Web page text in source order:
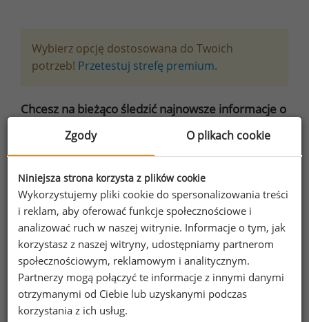
Wybierz opcję dostosowana do Twoich
potrzeb! Przetestuj strefę premium.
Chcesz na bieżąco śledzić najnowsze informacje o
wynagrodzeniach?
Zapisz się do newslettera!
Wyrażam zgodę na przetwarzanie moich
danych osobowych zawartych w
formularzu przez Sedlak &Sedlak sp. z o.o.
sp. k. w celu otrzymywania bezpłatnego
newsletter’a portalu wynagrodzenia.pl.
Wyrażam zgodę na przesyłanie na podany
Zgody O plikach cookie
Niniejsza strona korzysta z plików cookie
Wykorzystujemy pliki cookie do spersonalizowania treści
i reklam, aby oferować funkcje społecznościowe i
analizować ruch w naszej witrynie. Informacje o tym, jak
korzystasz z naszej witryny, udostępniamy partnerom
społecznościowym, reklamowym i analitycznym.
Partnerzy mogą połączyć te informacje z innymi danymi
otrzymanymi od Ciebie lub uzyskanymi podczas
korzystania z ich usług.